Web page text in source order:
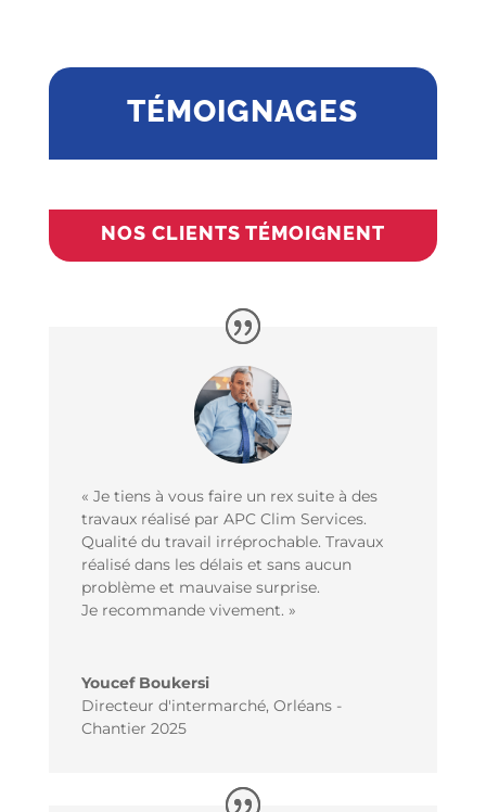
TÉMOIGNAGES
NOS CLIENTS TÉMOIGNENT
« Je tiens à vous faire un rex suite à des
travaux réalisé par APC Clim Services.
Qualité du travail irréprochable. Travaux
réalisé dans les délais et sans aucun
problème et mauvaise surprise.
Je recommande vivement. »
Youcef Boukersi
Directeur d'intermarché, Orléans -
Chantier 2025